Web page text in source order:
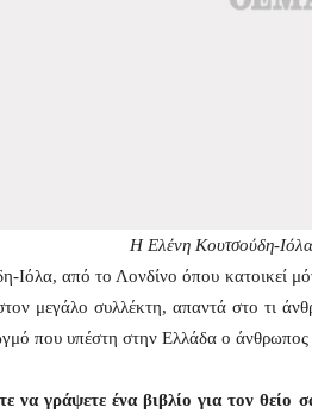
H Ελένη Κουτσούδη-Ιόλα
Ιόλα, από το Λονδίνο όπου κατοικεί
μεγάλο συλλέκτη, απαντά στο τι
που υπέστη στην Ελλάδα ο άνθρωπος
να γράψετε ένα βιβλίο για τον θείο